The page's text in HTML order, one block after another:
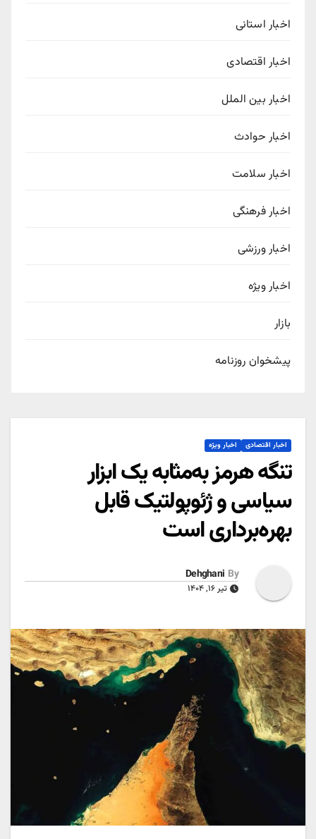
اخبار استانی
اخبار اقتصادی
اخبار بین الملل
اخبار حوادث
اخبار سلامت
اخبار فرهنگی
اخبار ورزشی
اخبار ویژه
بازار
پیشخوان روزنامه
اخبار اقتصادی اخبار ویژه
تنگه هرمز به‌مثابه یک ابزار
سیاسی و ژئوپولتیک قابل
بهره‌برداری است
By
Dehghani
تیر ۱۶, ۱۴۰۴